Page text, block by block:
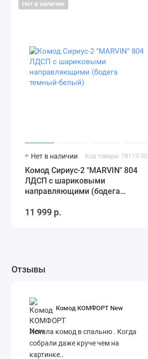
Нет в наличии
Нет в наличии Код товара: 78113-30
Комод Сириус-2 "MARVIN" 804
ЛДСП с шариковыми
направляющими (бодега
11 999 р.
Отзывы
Комод КОМФОРТ New
Искала комод в спальню . Когда
собрали даже круче чем на
картинке..